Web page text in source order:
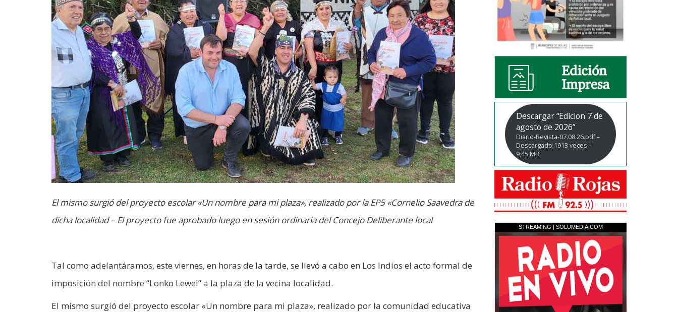
El mismo surgió del proyecto escolar «Un nombre para mi plaza», realizado por la EP5 «Cornelio Saavedra de
dicha localidad – El proyecto fue aprobado luego en sesión ordinaria del Concejo Deliberante local
Tal como adelantáramos, este viernes, en horas de la tarde, se llevó a cabo en Los Indios el acto formal de
imposición del nombre “Lonko Lewel” a la plaza de la vecina localidad.
El mismo surgió del proyecto escolar «Un nombre para mi plaza», realizado por la comunidad educativa
Descargar “Edicion 7 de
agosto de 2026”
Diario-Revista-07.08.26.pdf –
Descargado 1913 veces –
9,45 MB